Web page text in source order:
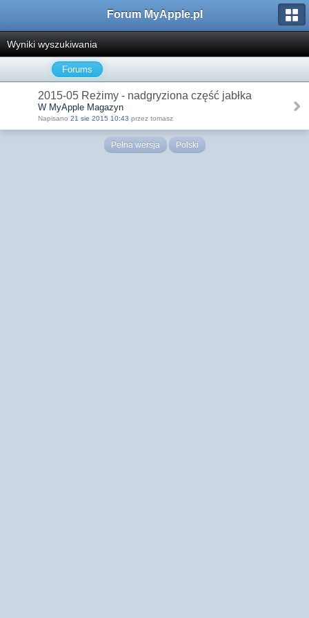
Forum MyApple.pl
Wyniki wyszukiwania
Forums
2015-05 Reżimy - nadgryziona część jabłka
W MyApple Magazyn
Napisano 21 sie 2015 10:43 przez tomasz
Pełna wersja Polski